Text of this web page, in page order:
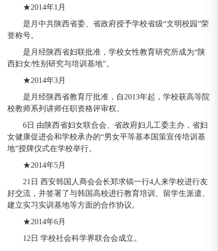
★2014年1月
是月中共陕西省委、省政府授予学校省级“文明校园”荣
誉称号。
是月经陕西省妇联批准，学校女性教育研究所成为“陕
西妇女/性别研究与培训基地”。
★2014年3月
是月经陕西省教育厅批准，自2013年起，学校获高等院
校教师系列讲师任职资格评审权。
6日 由陕西省妇女联合会、省政府妇儿工委主办，省妇
女健康促进会和学校承办的“男女平等基本国策宣传培训基
地”授牌仪式在学校举行。
★2014年5月
21日 西安韩国人商会会长郑求镐一行4人来学校进行友
好交流，并签署了与韩国高校进行教育培训、留学生派遣、
建立实习实训基地等方面的合作协议。
★2014年6月
12日 学校社会科学界联合会成立。